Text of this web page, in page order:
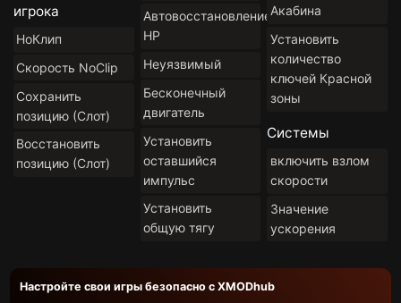
игрока
НоКлип
Скорость NoClip
Сохранить
позицию (Слот)
Восстановить
позицию (Слот)
Автовосстановление
HP
Неуязвимый
Бесконечный
двигатель
Установить
оставшийся
импульс
Установить
общую тягу
Акабина
Установить
количество
ключей Красной
зоны
Системы
включить взлом
скорости
Значение
ускорения
Настройте свои игры безопасно с XMODhub